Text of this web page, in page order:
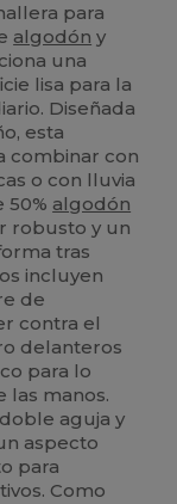
para
algodón y
una
lisa para la
Diseñada
esta
combinar con
o con lluvia
50% algodón
robusto y un
tras
incluyen
de
contra el
delanteros
para lo
las manos.
aguja y
aspecto
para
Como